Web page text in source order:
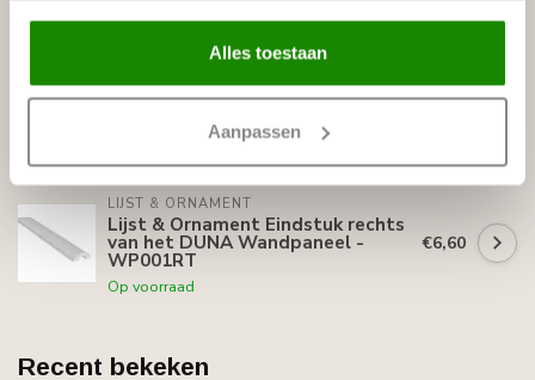
Alles toestaan
Aanpassen
LIJST & ORNAMENT
Lijst & Ornament Wall Panel
WP001T DUNA | 24,7 cm breed |
Niet op voorraad
€46,00
LIJST & ORNAMENT
Lijst & Ornament Eindstuk rechts
van het DUNA Wandpaneel -
WP001RT
Op voorraad
€6,60
Recent bekeken